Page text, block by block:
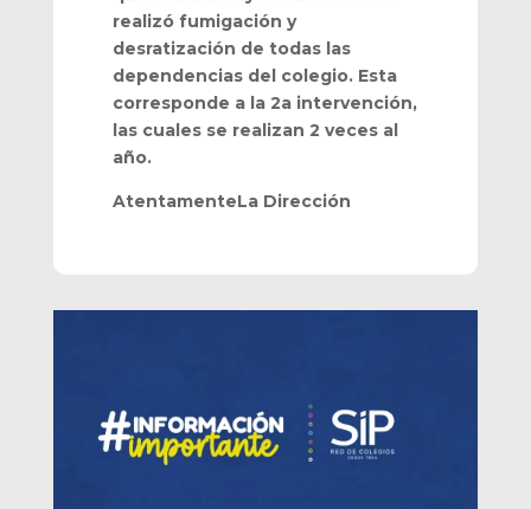
realizó fumigación y
desratización de todas las
dependencias del colegio. Esta
corresponde a la 2a intervención,
las cuales se realizan 2 veces al
año.
AtentamenteLa Dirección